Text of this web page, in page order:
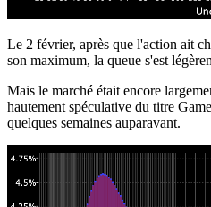
Le 2 février, après que l'action ait
son maximum, la queue s'est
Mais le marché était encore
hautement spéculative du titre
quelques semaines auparavant.